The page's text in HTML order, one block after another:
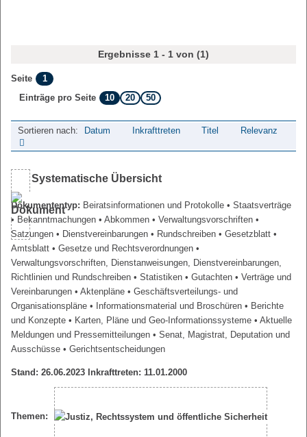
Ergebnisse 1 - 1 von (1)
Seite
1
Einträge pro Seite
10 20 50
Sortieren nach: Datum Inkrafttreten Titel Relevanz
Systematische Übersicht
Dokumententyp: Beiratsinformationen und Protokolle • Staatsverträge
• Bekanntmachungen • Abkommen • Verwaltungsvorschriften •
Satzungen • Dienstvereinbarungen • Rundschreiben • Gesetzblatt •
Amtsblatt • Gesetze und Rechtsverordnungen •
Verwaltungsvorschriften, Dienstanweisungen, Dienstvereinbarungen,
Richtlinien und Rundschreiben • Statistiken • Gutachten • Verträge und
Vereinbarungen • Aktenpläne • Geschäftsverteilungs- und
Organisationspläne • Informationsmaterial und Broschüren • Berichte
und Konzepte • Karten, Pläne und Geo-Informationssysteme • Aktuelle
Meldungen und Pressemitteilungen • Senat, Magistrat, Deputation und
Ausschüsse • Gerichtsentscheidungen
Stand: 26.06.2023 Inkrafttreten: 11.01.2000
Themen: